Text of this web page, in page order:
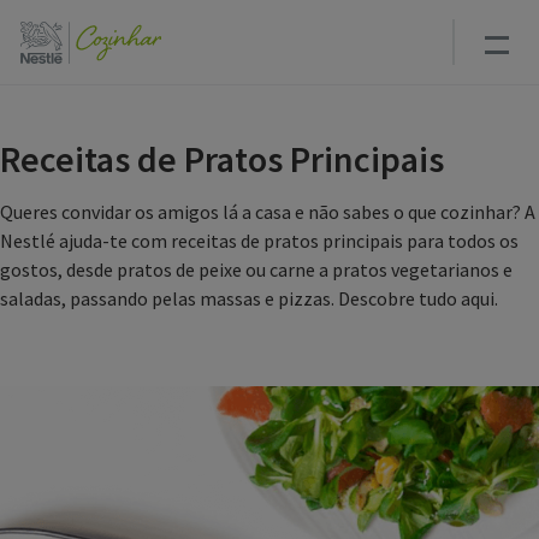
para
Receitas de Pratos Principais
Queres convidar os amigos lá a casa e não sabes o que cozinhar? A
Nestlé ajuda-te com receitas de pratos principais para todos os
gostos, desde pratos de peixe ou carne a pratos vegetarianos e
saladas, passando pelas massas e pizzas. Descobre tudo aqui.